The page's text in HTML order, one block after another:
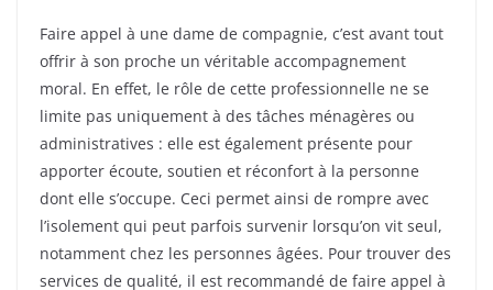
Faire appel à une dame de compagnie, c’est avant tout
offrir à son proche un véritable accompagnement
moral. En effet, le rôle de cette professionnelle ne se
limite pas uniquement à des tâches ménagères ou
administratives : elle est également présente pour
apporter écoute, soutien et réconfort à la personne
dont elle s’occupe. Ceci permet ainsi de rompre avec
l’isolement qui peut parfois survenir lorsqu’on vit seul,
notamment chez les personnes âgées. Pour trouver des
services de qualité, il est recommandé de faire appel à